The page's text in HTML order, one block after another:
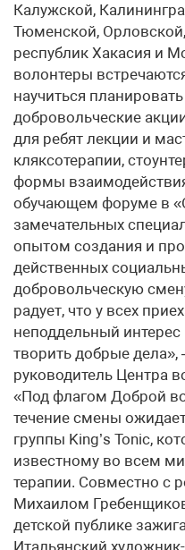
Калужской,
Тюменской,
республик Хакасия и
волонтеры
научиться
добровольческие
для ребят лекции и
кляксотерапии,
формы
обучающем форуме в
замечательных
опытом создания и
действенных
добровольческую
радует, что у всех
неподдельный
творить добрые
руководитель Центра
«Под флагом Доброй
течение смены
группы King’s Tonic,
известному во всем
терапии. Совместно с
Михаилом
детской публике
Итальянский